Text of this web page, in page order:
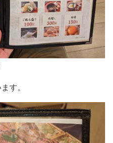
す。